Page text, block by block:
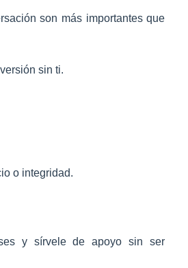
son más importantes que
sin ti.
o integridad.
y sírvele de apoyo sin ser